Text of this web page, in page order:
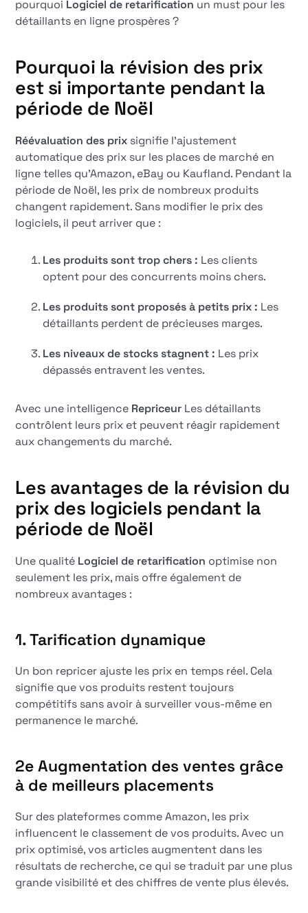
pourquoi Logiciel de retarification un must pour les
détaillants en ligne prospères ?
Pourquoi la révision des prix
est si importante pendant la
période de Noël
Réévaluation des prix signifie l'ajustement
automatique des prix sur les places de marché en
ligne telles qu'Amazon, eBay ou Kaufland. Pendant la
période de Noël, les prix de nombreux produits
changent rapidement. Sans modifier le prix des
logiciels, il peut arriver que :
Les produits sont trop chers : Les clients
optent pour des concurrents moins chers.
Les produits sont proposés à petits prix : Les
détaillants perdent de précieuses marges.
Les niveaux de stocks stagnent : Les prix
dépassés entravent les ventes.
Avec une intelligence Repriceur Les détaillants
contrôlent leurs prix et peuvent réagir rapidement
aux changements du marché.
Les avantages de la révision du
prix des logiciels pendant la
période de Noël
Une qualité Logiciel de retarification optimise non
seulement les prix, mais offre également de
nombreux avantages :
1.Tarification dynamique
Un bon repricer ajuste les prix en temps réel. Cela
signifie que vos produits restent toujours
compétitifs sans avoir à surveiller vous-même en
permanence le marché.
2eAugmentation des ventes grâce
à de meilleurs placements
Sur des plateformes comme Amazon, les prix
influencent le classement de vos produits. Avec un
prix optimisé, vos articles augmentent dans les
résultats de recherche, ce qui se traduit par une plus
grande visibilité et des chiffres de vente plus élevés.